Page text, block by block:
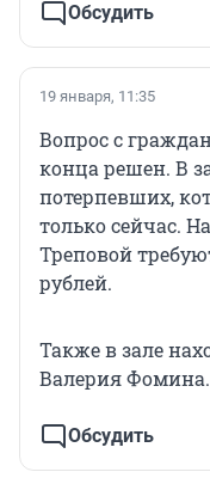
Обсудить
19 января, 11:35
Вопрос с
конца решен. В
потерпевших,
только сейчас.
Треповой
рублей.
Также в зале
Валерия Фомина.
Обсудить